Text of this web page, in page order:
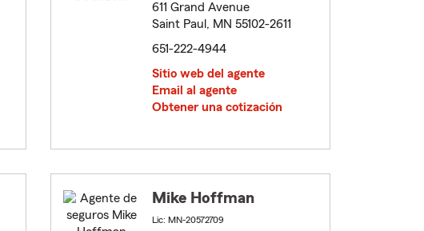
611 Grand Avenue
Saint Paul, MN 55102-2611
651-222-4944
Sitio web del agente
Email al agente
Obtener una cotización
Mike Hoffman
Lic: MN-20572709